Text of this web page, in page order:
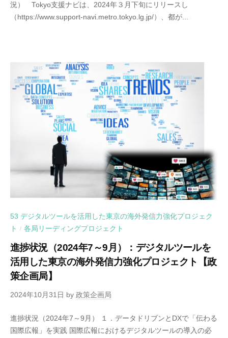
況） Tokyo支援ナビは、2024年３月下旬にリリースし
（https://www.support-navi.metro.tokyo.lg.jp/）、都が...
53 デジタルツールを活用した東京の海外発信力強化プロジェク
ト
/ 各局リーディングプロジェクト
進捗状況（2024年7～9月）：デジタルツールを
活用した東京の海外発信力強化プロジェクト【政
策企画局】
2024年10月31日 by 政策企画局
進捗状況（2024年7～9月） １．データドリブンとDXで「伝わる
国際広報」を実践 国際広報におけるデジタルツールの導入の必